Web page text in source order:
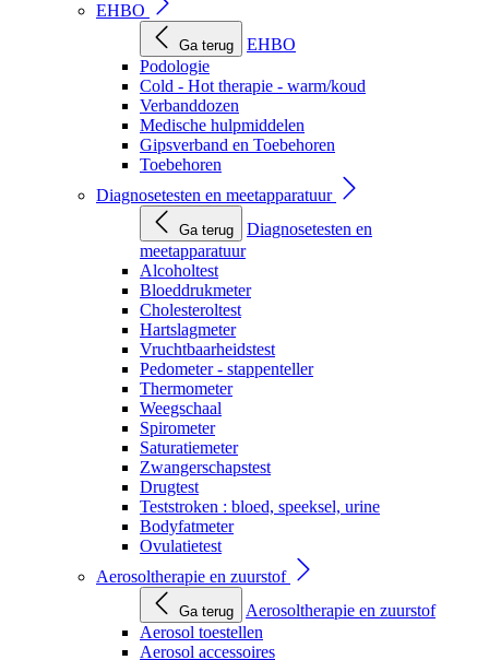
EHBO
Ga terug
EHBO
Podologie
Cold - Hot therapie - warm/koud
Verbanddozen
Medische hulpmiddelen
Gipsverband en Toebehoren
Toebehoren
Diagnosetesten en meetapparatuur
Ga terug
Diagnosetesten en
meetapparatuur
Alcoholtest
Bloeddrukmeter
Cholesteroltest
Hartslagmeter
Vruchtbaarheidstest
Pedometer - stappenteller
Thermometer
Weegschaal
Spirometer
Saturatiemeter
Zwangerschapstest
Drugtest
Teststroken : bloed, speeksel, urine
Bodyfatmeter
Ovulatietest
Aerosoltherapie en zuurstof
Ga terug
Aerosoltherapie en zuurstof
Aerosol toestellen
Aerosol accessoires